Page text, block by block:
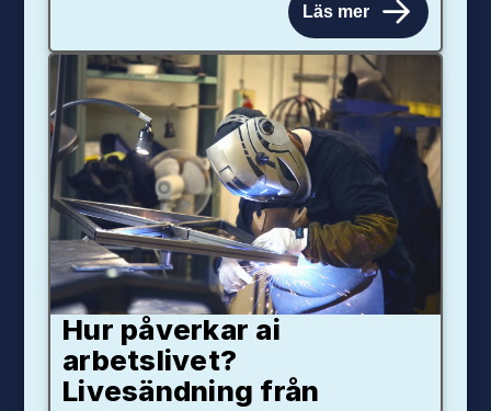
Läs mer
Hur påverkar ai
arbetslivet?
Livesändning från